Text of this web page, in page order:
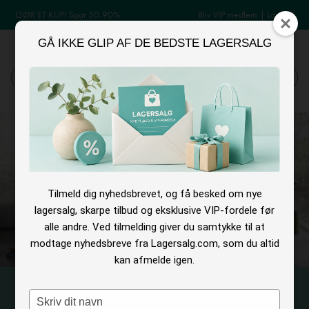
GØR ET KUP! Spar 50-90% Bliv VIP medlem | Log ind
Log ind MENU
GÅ IKKE GLIP AF DE BEDSTE LAGERSALG
Tilmeld dig nyhedsbrevet, og få besked om nye
lagersalg, skarpe tilbud og eksklusive VIP-fordele før
alle andre. Ved tilmelding giver du samtykke til at
modtage nyhedsbreve fra Lagersalg.com, som du altid
kan afmelde igen.
Type